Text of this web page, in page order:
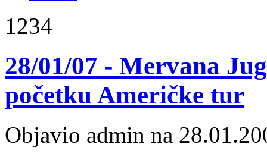
1234
28/01/07 - Mervana
početku Američke tur
Objavio admin na